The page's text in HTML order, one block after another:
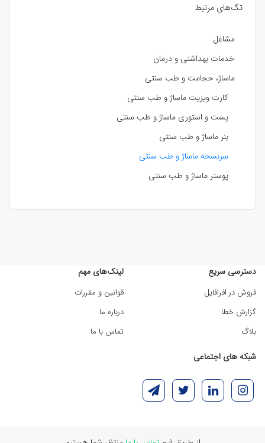
تگ‌های مرتبط
مشاغل
خدمات بهداشتی و درمان
ماساژ، حجامت و طب سنتی
کارت ویزیت ماساژ و طب سنتی
پست و استوری ماساژ و طب سنتی
بنر ماساژ و طب سنتی
سرنسخه ماساژ و طب سنتی
پوستر ماساژ و طب سنتی
دسترسی سریع
فروش در افرافایل
گزارش خطا
بلاگ
لینک‌های مهم
قوانین و مقررات
درباره ما
تماس با ما
شبکه های اجتماعی